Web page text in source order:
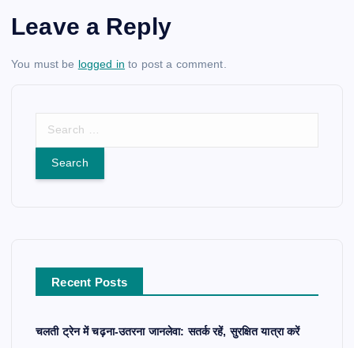
Leave a Reply
You must be logged in to post a comment.
r
Recent Posts
चलती ट्रेन में चढ़ना-उतरना जानलेवा: सतर्क रहें, सुरक्षित यात्रा करें